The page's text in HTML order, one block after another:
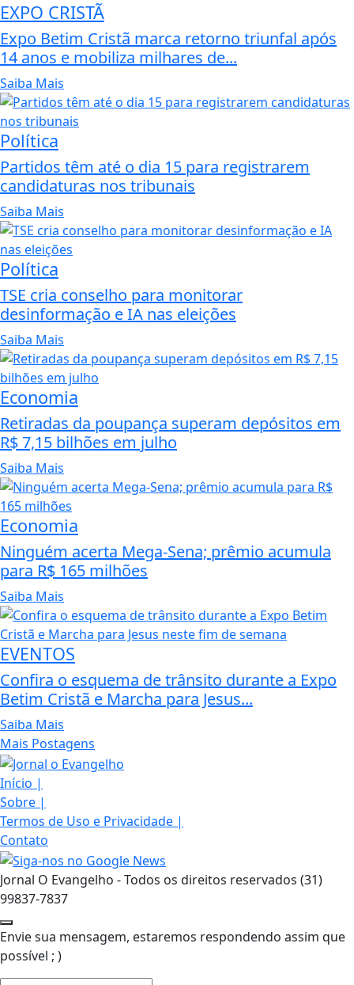
EXPO CRISTÃ
Expo Betim Cristã marca retorno triunfal após
14 anos e mobiliza milhares de...
Saiba Mais
Política
Partidos têm até o dia 15 para registrarem
candidaturas nos tribunais
Saiba Mais
Política
TSE cria conselho para monitorar
desinformação e IA nas eleições
Saiba Mais
Economia
Retiradas da poupança superam depósitos em
R$ 7,15 bilhões em julho
Saiba Mais
Economia
Ninguém acerta Mega-Sena; prêmio acumula
para R$ 165 milhões
Saiba Mais
EVENTOS
Confira o esquema de trânsito durante a Expo
Betim Cristã e Marcha para Jesus...
Saiba Mais
Mais Postagens
Início |
Sobre |
Termos de Uso e Privacidade |
Contato
Jornal O Evangelho - Todos os direitos reservados (31)
99837-7837
Envie sua mensagem, estaremos respondendo assim que
possível ; )